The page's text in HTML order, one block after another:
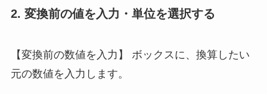
2. 変換前の値を入力・単位を選択する
【変換前の数値を入力】 ボックスに、換算したい
元の数値を入力します。